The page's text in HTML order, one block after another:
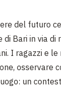
del futuro
di Bari in via
I ragazzi e le
osservare
un